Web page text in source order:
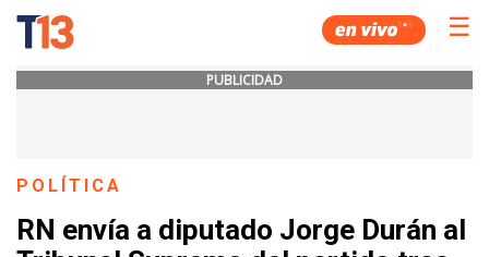
☰
PUBLICIDAD
POLÍTICA
RN envía a diputado Jorge Durán al